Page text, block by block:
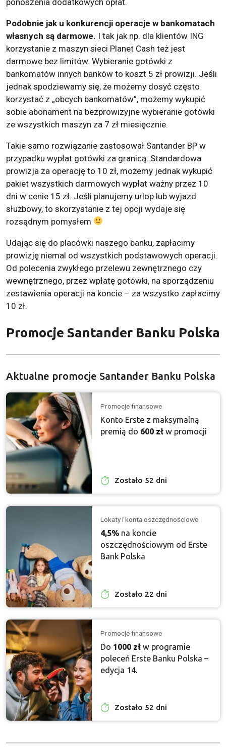
Podobnie jak u konkurencji operacje w bankomatach
własnych są darmowe. I tak jak np. dla klientów ING
korzystanie z maszyn sieci Planet Cash też jest
darmowe bez limitów. Wybieranie gotówki z
bankomatów innych banków to koszt 5 zł prowizji. Jeśli
jednak spodziewamy się, że możemy dosyć często
korzystać z „obcych bankomatów”, możemy wykupić
sobie abonament na bezprowizyjne wybieranie gotówki
ze wszystkich maszyn za 7 zł miesięcznie.
Takie samo rozwiązanie zastosował Santander BP w
przypadku wypłat gotówki za granicą. Standardowa
prowizja za operację to 10 zł, możemy jednak wykupić
pakiet wszystkich darmowych wypłat ważny przez 10
dni w cenie 15 zł. Jeśli planujemy urlop lub wyjazd
służbowy, to skorzystanie z tej opcji wydaje się
rozsądnym pomysłem
Udając się do placówki naszego banku, zapłacimy
prowizję niemal od wszystkich podstawowych operacji.
Od polecenia zwykłego przelewu zewnętrznego czy
wewnętrznego, przez wpłatę gotówki, na sporządzeniu
zestawienia operacji na koncie – za wszystko zapłacimy
10 zł.
Promocje Santander Banku Polska
Aktualne promocje Santander Banku Polska
Promocje finansowe
Konto Erste z maksymalną
premią do 600 zł w promocji
Zostało 52 dni
Lokaty i konta oszczędnościowe
4,5% na koncie
oszczędnościowym od Erste
Bank Polska
Zostało 22 dni
Promocje finansowe
Do 1000 zł w programie
poleceń Erste Banku Polska –
edycja 14.
Zostało 52 dni